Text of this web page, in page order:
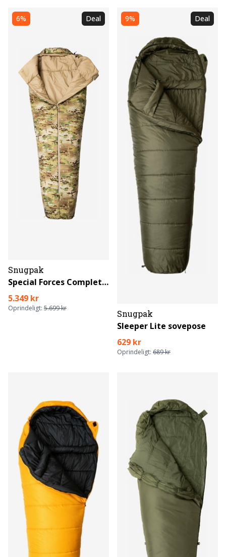
6% Deal
Snugpak
Special Forces Complete System soveposer
5.349 kr
Oprindeligt: 5.699 kr
9% Deal
Snugpak
Sleeper Lite sovepose
629 kr
Oprindeligt: 689 kr